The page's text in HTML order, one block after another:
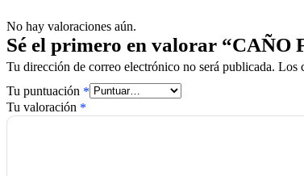
No hay valoraciones aún.
Sé el primero en valorar “CAÑO
Tu dirección de correo electrónico no será publicada. Los
Tu puntuación *
Tu valoración *